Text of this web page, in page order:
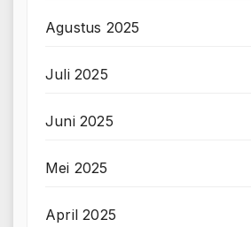
Agustus 2025
Juli 2025
Juni 2025
Mei 2025
April 2025